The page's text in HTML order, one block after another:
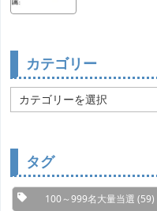
カテゴリー
カ
テ
タグ
100～999名大量当選 (59)